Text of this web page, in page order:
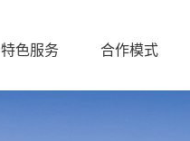
特色服务 合作模式